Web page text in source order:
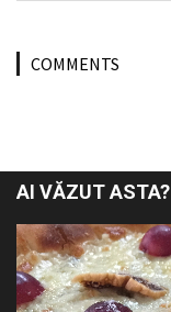
COMMENTS
AI VĂZUT ASTA?